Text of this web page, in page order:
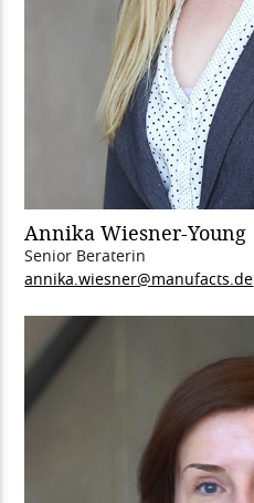
Annika Wiesner-Young
Senior Beraterin
annika.wiesner@manufacts.de